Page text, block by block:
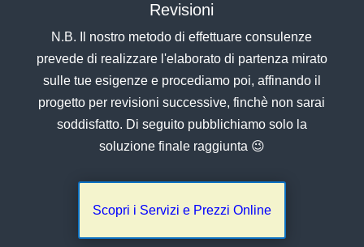
Revisioni
N.B. Il nostro metodo di effettuare consulenze
prevede di realizzare l'elaborato di partenza mirato
sulle tue esigenze e procediamo poi, affinando il
progetto per revisioni successive, finchè non sarai
soddisfatto. Di seguito pubblichiamo solo la
soluzione finale raggiunta 😉
Scopri i Servizi e Prezzi Online